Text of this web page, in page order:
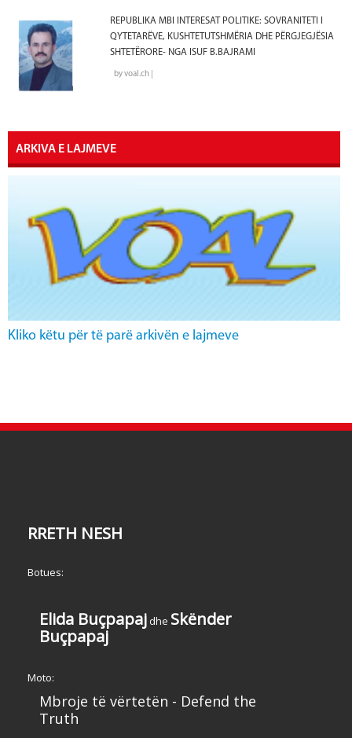
REPUBLIKA MBI INTERESAT POLITIKE: SOVRANITETI I
QYTETARËVE, KUSHTETUTSHMËRIA DHE PËRGJEGJËSIA
SHTETËRORE- NGA ISUF B.BAJRAMI
by voal.ch |
ARKIVA E LAJMEVE
Kliko këtu për të parë arkivën e lajmeve
RRETH NESH
Botues:
Elida Buçpapaj dhe Skënder
Buçpapaj
Moto:
Mbroje të vërtetën - Defend the
Truth